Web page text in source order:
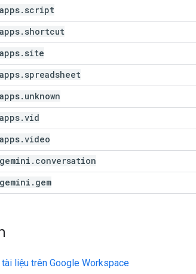
. script
. shortcut
. site
. spreadsheet
. unknown
.vid
.video
. conversation
. gem
tài liệu trên Google Workspace